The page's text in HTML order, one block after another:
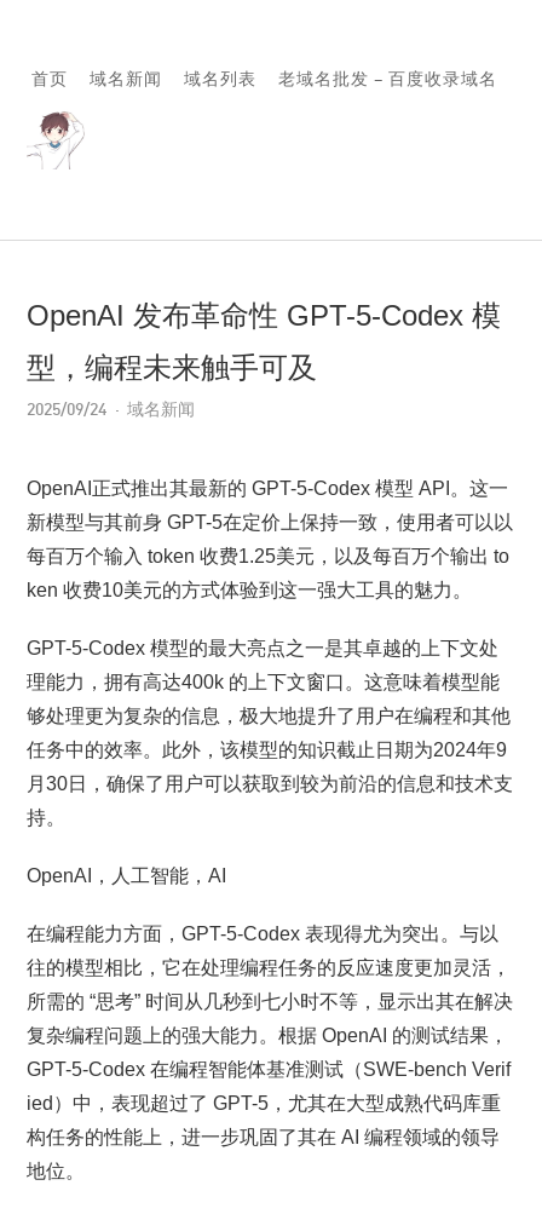
首页 域名新闻 域名列表 老域名批发 – 百度收录域名
OpenAI 发布革命性 GPT-5-Codex 模
型，编程未来触手可及
2025/09/24 域名新闻
OpenAI正式推出其最新的 GPT-5-Codex 模型 API。这一
新模型与其前身 GPT-5在定价上保持一致，使用者可以以
每百万个输入 token 收费1.25美元，以及每百万个输出 to
ken 收费10美元的方式体验到这一强大工具的魅力。
GPT-5-Codex 模型的最大亮点之一是其卓越的上下文处
理能力，拥有高达400k 的上下文窗口。这意味着模型能
够处理更为复杂的信息，极大地提升了用户在编程和其他
任务中的效率。此外，该模型的知识截止日期为2024年9
月30日，确保了用户可以获取到较为前沿的信息和技术支
持。
OpenAI，人工智能，AI
在编程能力方面，GPT-5-Codex 表现得尤为突出。与以
往的模型相比，它在处理编程任务的反应速度更加灵活，
所需的 “思考” 时间从几秒到七小时不等，显示出其在解决
复杂编程问题上的强大能力。根据 OpenAI 的测试结果，
GPT-5-Codex 在编程智能体基准测试（SWE-bench Verif
ied）中，表现超过了 GPT-5，尤其在大型成熟代码库重
构任务的性能上，进一步巩固了其在 AI 编程领域的领导
地位。